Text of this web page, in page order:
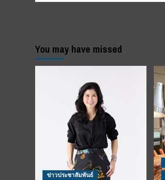
You may have missed
ข่าวประชาสัมพันธ์